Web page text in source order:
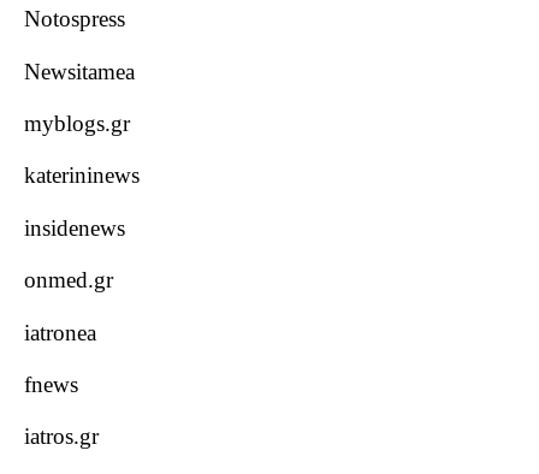
Notospress
Newsitamea
myblogs.gr
katerininews
insidenews
onmed.gr
iatronea
fnews
iatros.gr